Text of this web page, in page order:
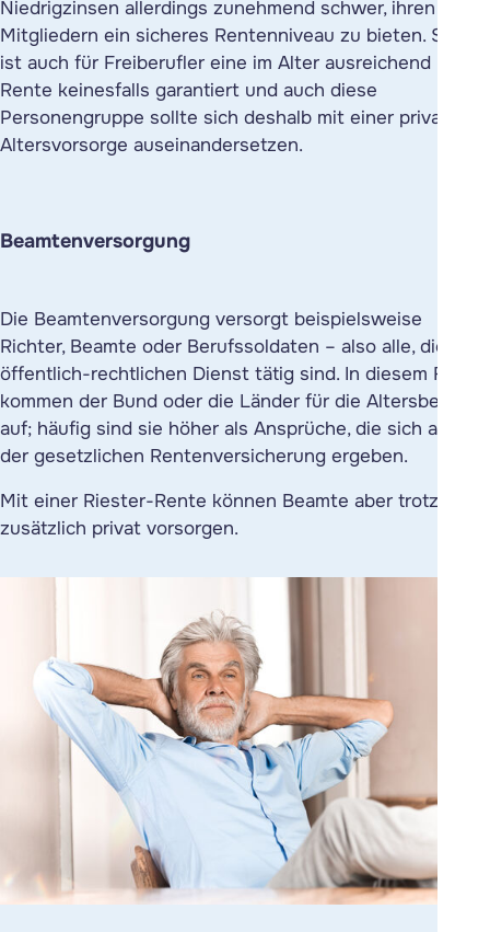
Niedrigzinsen allerdings zunehmend schwer, ihren
Mitgliedern ein sicheres Rentenniveau zu bieten. Somit
ist auch für Freiberufler eine im Alter ausreichend hohe
Rente keinesfalls garantiert und auch diese
Personengruppe sollte sich deshalb mit einer privaten
Altersvorsorge auseinandersetzen.
Beamtenversorgung
Die Beamtenversorgung versorgt beispielsweise
Richter, Beamte oder Berufssoldaten – also alle, die im
öffentlich-rechtlichen Dienst tätig sind. In diesem Fall
kommen der Bund oder die Länder für die Altersbezüge
auf; häufig sind sie höher als Ansprüche, die sich aus
der gesetzlichen Rentenversicherung ergeben.
Mit einer Riester-Rente können Beamte aber trotzdem
zusätzlich privat vorsorgen.